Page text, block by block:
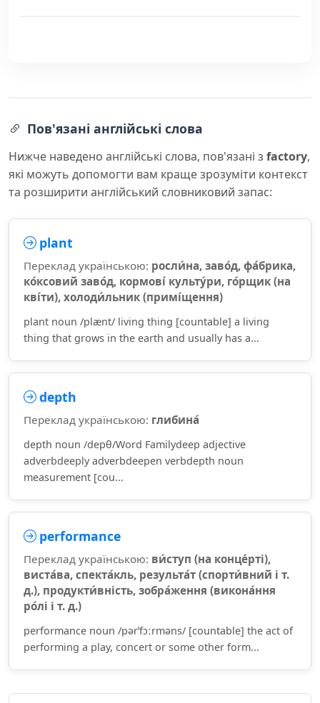
Пов'язані англійські слова
Нижче наведено англійські слова, пов'язані з factory,
які можуть допомогти вам краще зрозуміти контекст
та розширити англійський словниковий запас:
plant
Переклад українською: росли́на, заво́д, фа́брика,
ко́ксовий заво́д, кормові́ культу́ри, го́рщик (на
кві́ти), холоди́льник (примі́щення)
plant noun /plænt/ living thing [countable] a living
thing that grows in the earth and usually has a...
depth
Переклад українською: глибина́
depth noun /depθ/Word Familydeep adjective
adverbdeeply adverbdeepen verbdepth noun
measurement [cou...
performance
Переклад українською: ви́ступ (на конце́рті),
виста́ва, спекта́кль, результа́т (спорти́вний і т.
д.), продукти́вність, зобра́ження (викона́ння
ро́лі і т. д.)
performance noun /pərˈfɔːrməns/ [countable] the act of
performing a play, concert or some other form...